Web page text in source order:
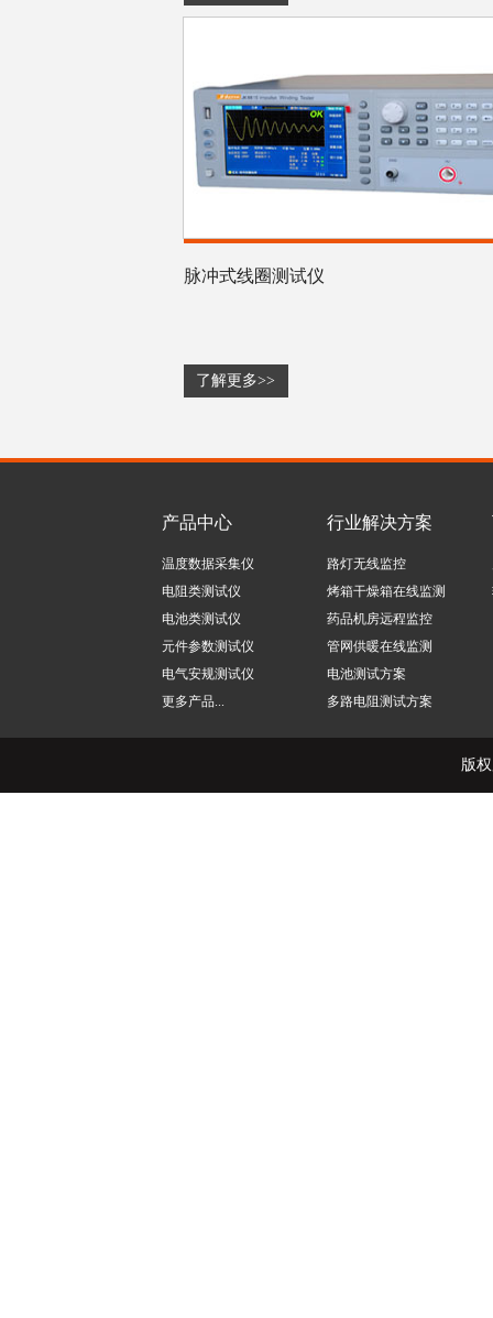
脉冲式线圈测试仪
了解更多>>
产品中心
温度数据采集仪
电阻类测试仪
电池类测试仪
元件参数测试仪
电气安规测试仪
更多产品...
行业解决方案
路灯无线监控
烤箱干燥箱在线监测
药品机房远程监控
管网供暖在线监测
电池测试方案
多路电阻测试方案
版